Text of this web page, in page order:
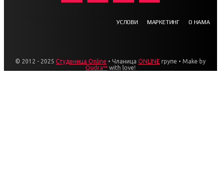
УСЛОВИ МАРКЕТИНГ О НАМА
© 2012 - 2025 Студеница Online • Чланица ONLINE групе • Make by
Qudra™ with love!